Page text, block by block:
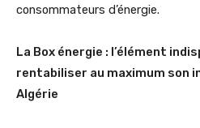
consommateurs d’énergie.
La Box énergie : l’élément
rentabiliser au maximum son
Algérie